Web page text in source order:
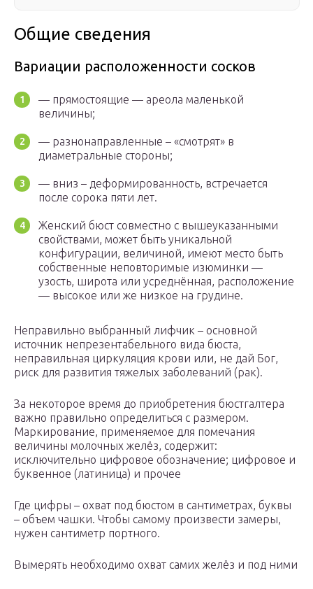
Общие сведения
Вариации расположенности сосков
— прямостоящие — ареола маленькой
величины;
— разнонаправленные – «смотрят» в
диаметральные стороны;
— вниз – деформированность, встречается
после сорока пяти лет.
Женский бюст совместно с вышеуказанными
свойствами, может быть уникальной
конфигурации, величиной, имеют место быть
собственные неповторимые изюминки —
узость, широта или усреднённая, расположение
— высокое или же низкое на грудине.
Неправильно выбранный лифчик – основной
источник непрезентабельного вида бюста,
неправильная циркуляция крови или, не дай Бог,
риск для развития тяжелых заболеваний (рак).
За некоторое время до приобретения бюстгалтера
важно правильно определиться с размером.
Маркирование, применяемое для помечания
величины молочных желёз, содержит:
исключительно цифровое обозначение; цифровое и
буквенное (латиница) и прочее
Где цифры – охват под бюстом в сантиметрах, буквы
– объем чашки. Чтобы самому произвести замеры,
нужен сантиметр портного.
Вымерять необходимо охват самих желёз и под ними